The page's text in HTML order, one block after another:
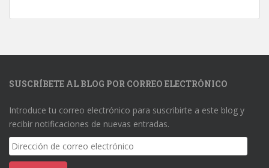
SUSCRÍBETE AL BLOG POR CORREO ELECTRÓNICO
Introduce tu correo electrónico para suscribirte a este blog y
recibir notificaciones de nuevas entradas.
Dirección
de